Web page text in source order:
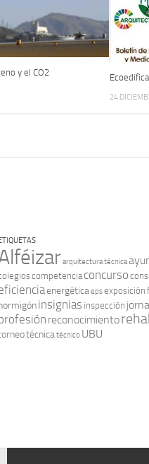
y el CO2
24
arquitectura técnica
competencia concurso
energéticaepsexposición
insignias inspección
reconocimiento
técnicatécnico UBU